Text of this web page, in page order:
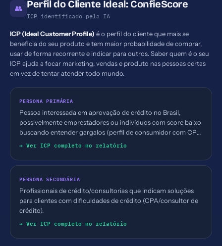
👥 Perfil do Cliente Ideal: ConfieScore
ICP identificado pela IA
ICP (Ideal Customer Profile) é o perfil do cliente que mais se
beneficia do seu produto e tem maior probabilidade de comprar,
usar de forma recorrente e indicar para outros. Saber quem é o seu
ICP ajuda a focar marketing, vendas e produto nas pessoas certas
em vez de tentar atender todo mundo.
PERSONA PRIMÁRIA
Pessoa interessada em aprovação de crédito no Brasil,
possivelmente emprestadores ou indivíduos com score baixo
buscando entender gargalos (perfil de consumidor com CPF,
consultas, CADIN, restrições).
→ Ver ICP completo no relatório
PERSONA SECUNDÁRIA
Profissionais de crédito/consultorias que indicam soluções
para clientes com dificuldades de crédito (CPA/consultor de
crédito).
→ Ver ICP completo no relatório